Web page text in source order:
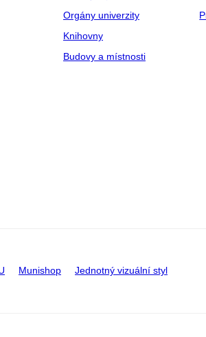
Orgány univerzity
Knihovny
Budovy a místnosti
Munishop Jednotný vizuální styl